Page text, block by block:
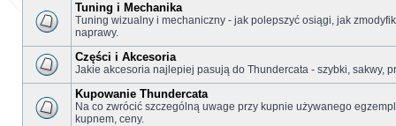
Tuning i Mechanika
Tuning wizualny i mechaniczny - jak polepszyć osiągi, jak
naprawy.
Części i Akcesoria
Jakie akcesoria najlepiej pasują do Thundercata - szybki, sakwy,
Kupowanie Thundercata
Na co zwrócić szczególną uwage przy kupnie używanego
kupnem, ceny.